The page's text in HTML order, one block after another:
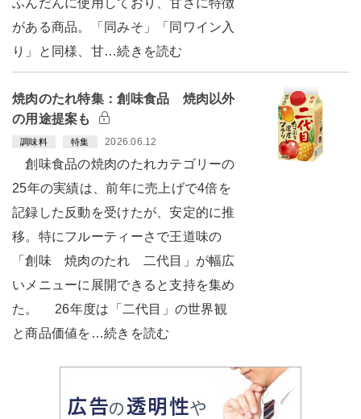
がある商品。「同みそ」「同ワイン入
り」と同様、甘…続きを読む
焼肉のたれ特集：創味食品 焼肉以外
の用途提案も
調味料 特集 2026.06.12
創味食品の焼肉のたれカテゴリーの
25年の実績は、前年に売上げで4倍を
記録した反動を受けたが、安定的に推
移。特にフルーティーさで王道味の
「創味 焼肉のたれ 二代目」が幅広
いメニューに展開できると支持を集め
た。 26年度は「二代目」の世界観
と商品価値を…続きを読む